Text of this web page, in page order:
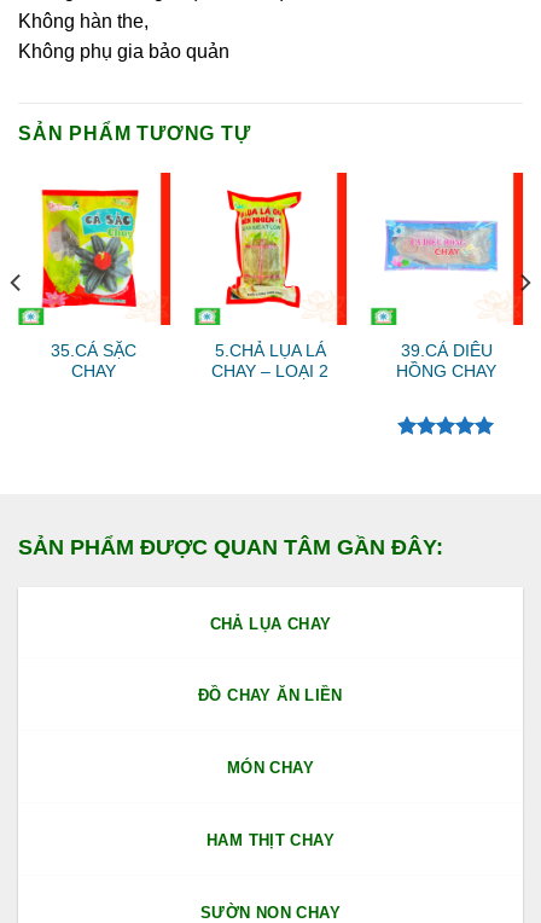
Không hàn the,
Không phụ gia bảo quản
SẢN PHẨM TƯƠNG TỰ
35.CÁ SẶC
CHAY
5.CHẢ LỤA LÁ
CHAY – LOẠI 2
39.CÁ DIÊU
HỒNG CHAY
SẢN PHẨM ĐƯỢC QUAN TÂM GẦN ĐÂY:
CHẢ LỤA CHAY
ĐỒ CHAY ĂN LIỀN
MÓN CHAY
HAM THỊT CHAY
SƯỜN NON CHAY